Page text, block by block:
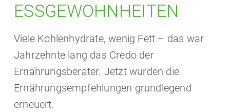
ESSGEWOHNHEITEN
Viele Kohlenhydrate, wenig Fett – das war
Jahrzehnte lang das Credo der
Ernährungsberater. Jetzt wurden die
Ernährungsempfehlungen grundlegend
erneuert.